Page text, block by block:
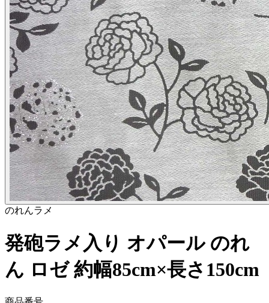
のれんラメ
発砲ラメ入り オパール のれ
ん ロゼ 約幅85cm×長さ150cm